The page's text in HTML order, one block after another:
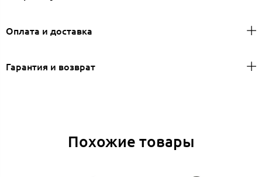
Оплата и доставка
Гарантия и возврат
Похожие товары